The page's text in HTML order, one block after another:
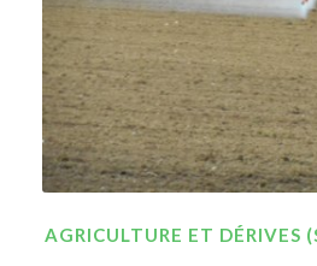
AGRICULTURE ET DÉRIVES